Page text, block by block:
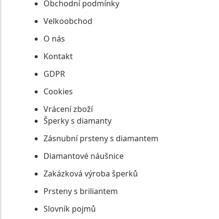
Obchodní podmínky
Velkoobchod
O nás
Kontakt
GDPR
Cookies
Vrácení zboží
Šperky s diamanty
Zásnubní prsteny s diamantem
Diamantové náušnice
Zakázková výroba šperků
Prsteny s briliantem
Slovník pojmů